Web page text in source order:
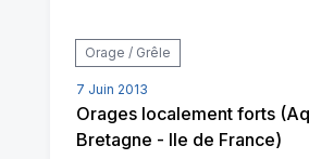
Orage / Grêle
7 Juin 2013
Orages localement forts
Bretagne - Ile de France)